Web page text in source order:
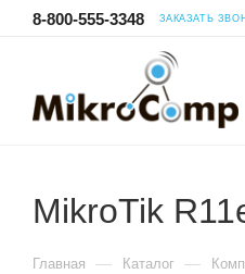
8-800-555-3348 ЗАКАЗАТЬ
MikroTik
Главная — Каталог —